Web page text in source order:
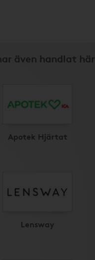
även handlat här
Apotek Hjärtat
Lensway